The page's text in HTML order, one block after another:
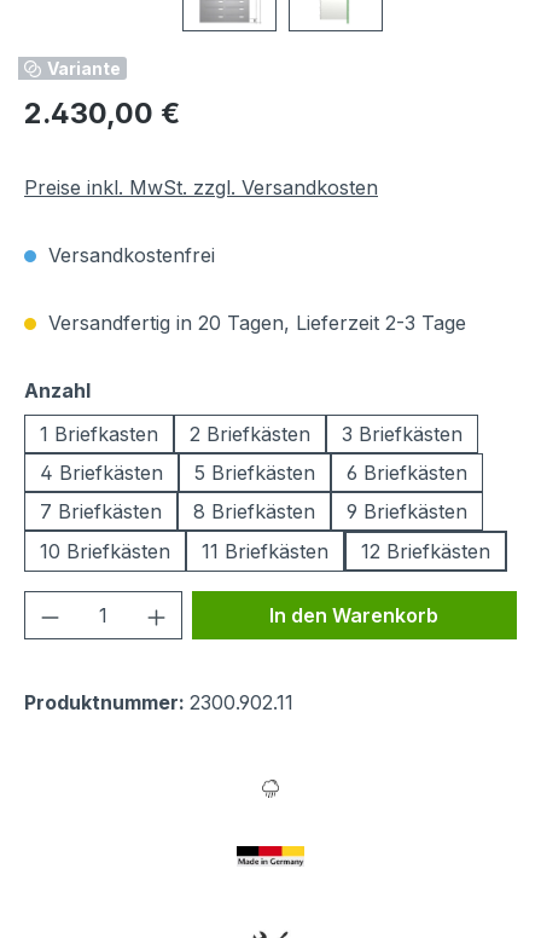
Variante
Regulärer Preis:
2.430,00 €
Preise inkl. MwSt. zzgl. Versandkosten
Versandkostenfrei
Versandfertig in 20 Tagen, Lieferzeit 2-3 Tage
Anzahlauswählen
1 Briefkasten
2 Briefkästen
3 Briefkästen
4 Briefkästen
5 Briefkästen
6 Briefkästen
7 Briefkästen
8 Briefkästen
9 Briefkästen
10 Briefkästen
11 Briefkästen 12 Briefkästen
Produkt Anzahl: Gib denIn den Warenkorb
Produktnummer: 2300.902.11